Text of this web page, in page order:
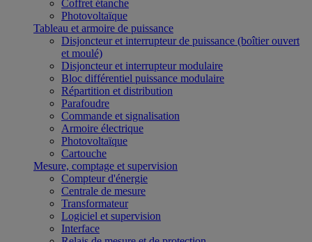
Coffret étanche
Photovoltaïque
Tableau et armoire de puissance
Disjoncteur et interrupteur de puissance (boîtier ouvert
et moulé)
Disjoncteur et interrupteur modulaire
Bloc différentiel puissance modulaire
Répartition et distribution
Parafoudre
Commande et signalisation
Armoire électrique
Photovoltaïque
Cartouche
Mesure, comptage et supervision
Compteur d'énergie
Centrale de mesure
Transformateur
Logiciel et supervision
Interface